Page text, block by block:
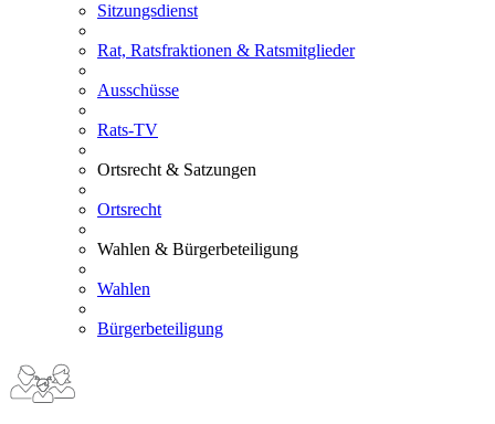
Sitzungsdienst
Rat, Ratsfraktionen & Ratsmitglieder
Ausschüsse
Rats-TV
Ortsrecht & Satzungen
Ortsrecht
Wahlen & Bürgerbeteiligung
Wahlen
Bürgerbeteiligung